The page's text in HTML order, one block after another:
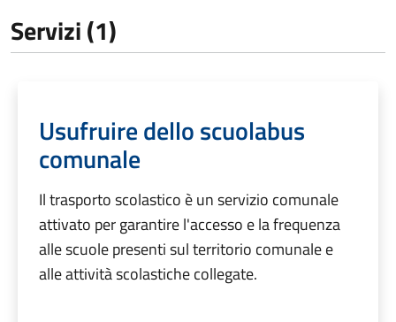
Servizi (1)
Usufruire dello scuolabus
comunale
Il trasporto scolastico è un servizio comunale
attivato per garantire l'accesso e la frequenza
alle scuole presenti sul territorio comunale e
alle attività scolastiche collegate.